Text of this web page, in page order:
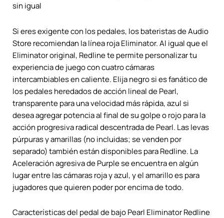
sin igual
Si eres exigente con los pedales, los bateristas de Audio
Store recomiendan la línea roja Eliminator. Al igual que el
Eliminator original, Redline te permite personalizar tu
experiencia de juego con cuatro cámaras
intercambiables en caliente. Elija negro si es fanático de
los pedales heredados de acción lineal de Pearl,
transparente para una velocidad más rápida, azul si
desea agregar potencia al final de su golpe o rojo para la
acción progresiva radical descentrada de Pearl. Las levas
púrpuras y amarillas (no incluidas; se venden por
separado) también están disponibles para Redline. La
Aceleración agresiva de Purple se encuentra en algún
lugar entre las cámaras roja y azul, y el amarillo es para
jugadores que quieren poder por encima de todo.
Características del pedal de bajo Pearl Eliminator Redline